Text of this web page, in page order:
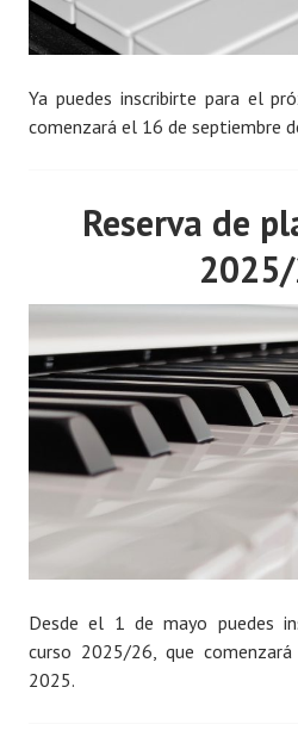
Ya puedes inscribirte para el
comenzará el 16 de septiembre
Reserva de
Desde el 1 de mayo puedes
curso 2025/26, que
2025.